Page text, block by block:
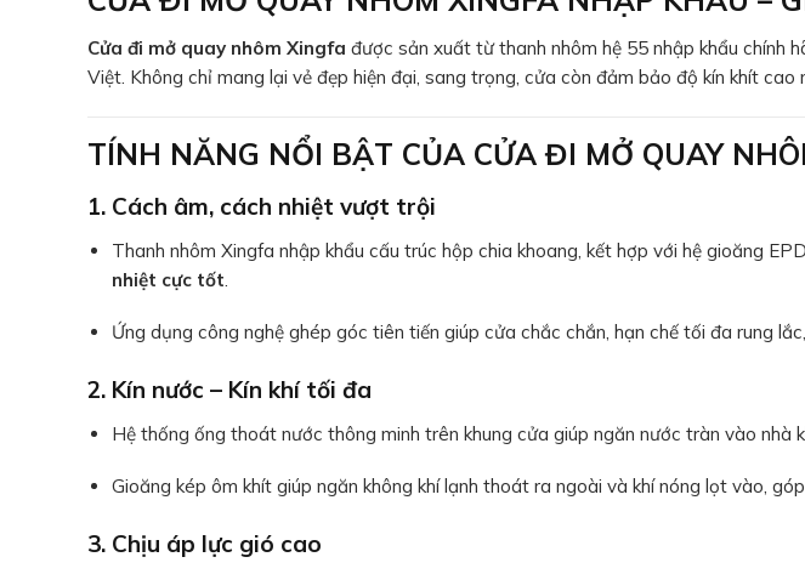
Cửa đi mở quay nhôm Xingfa được sản xuất từ thanh nhôm hệ 55 nhập khẩu chính
Việt. Không chỉ mang lại vẻ đẹp hiện đại, sang trọng, cửa còn đảm bảo độ kín khít
TÍNH NĂNG NỔI BẬT CỦA CỬA ĐI MỞ QUAY
1. Cách âm, cách nhiệt vượt trội
Thanh nhôm Xingfa nhập khẩu cấu trúc hộp chia khoang, kết hợp với hệ gioăng
nhiệt cực tốt
Ứng dụng công nghệ ghép góc tiên tiến giúp cửa chắc chắn, hạn chế tối đa rung
2. Kín nước – Kín khí tối đa
Hệ thống ống thoát nước thông minh trên khung cửa giúp ngăn nước tràn vào nhà
Gioăng kép ôm khít giúp ngăn không khí lạnh thoát ra ngoài và khí nóng lọt vào,
3. Chịu áp lực gió cao